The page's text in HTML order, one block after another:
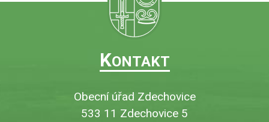
KONTAKT
Obecní úřad Zdechovice
533 11 Zdechovice 5